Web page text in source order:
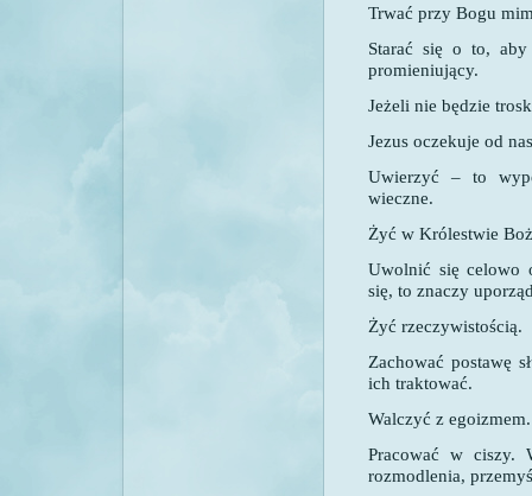
Trwać przy Bogu
Starać się o to,
promieniujący.
Jeżeli nie będzie
Jezus oczekuje od
Uwierzyć – to
wieczne.
Żyć w Królestwie
Uwolnić się celowo
się, to znaczy
Żyć rzeczywistością.
Zachować postawę
ich traktować.
Walczyć z egoizmem.
Pracować w ciszy.
rozmodlenia,